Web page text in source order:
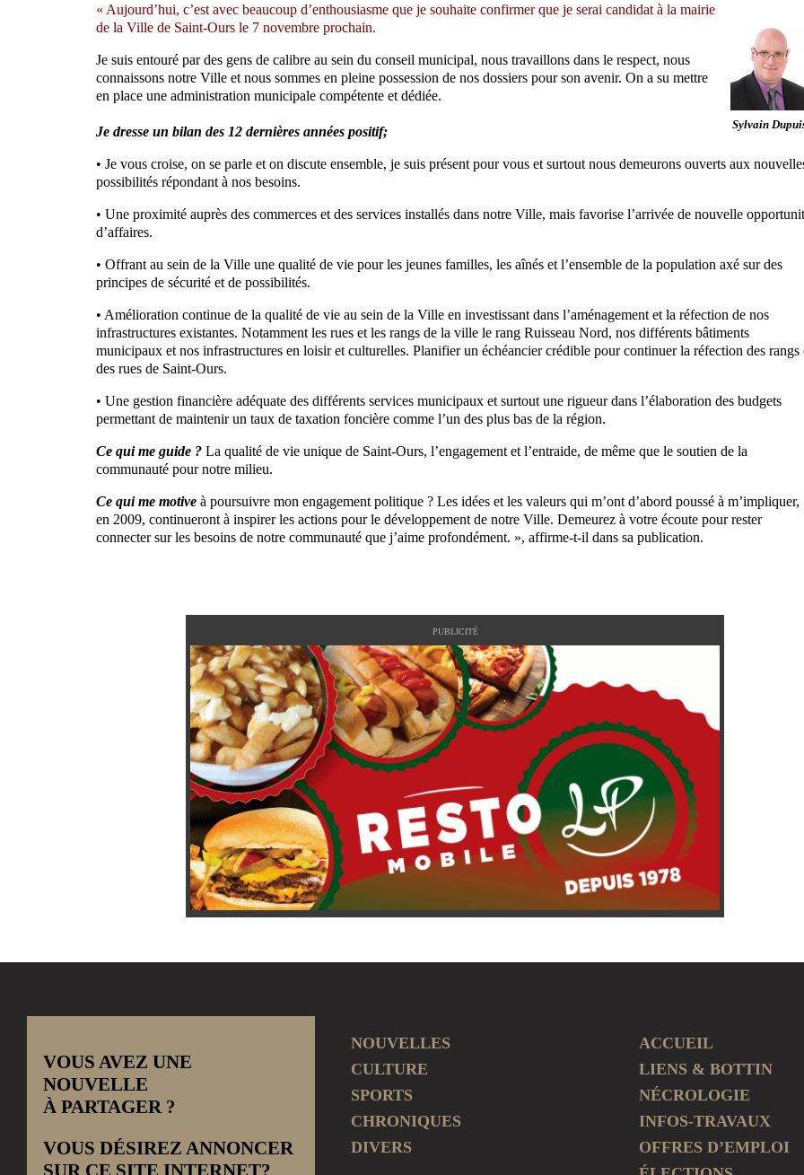
Sylvain
« Aujourd’hui, c’est avec beaucoup d’enthousiasme que je souhaite confirmer que je serai candidat à la mairie
de la Ville de Saint-Ours le 7 novembre prochain.
Je suis entouré par des gens de calibre au sein du conseil municipal, nous travaillons dans le respect, nous
connaissons notre Ville et nous sommes en pleine possession de nos dossiers pour son avenir. On a su mettre
en place une administration municipale compétente et dédiée.
Je dresse un bilan des 12 dernières années positif;
• Je vous croise, on se parle et on discute ensemble, je suis présent pour vous et surtout nous demeurons ouverts aux
possibilités répondant à nos besoins.
• Une proximité auprès des commerces et des services installés dans notre Ville, mais favorise l’arrivée de nouvelle
d’affaires.
• Offrant au sein de la Ville une qualité de vie pour les jeunes familles, les aînés et l’ensemble de la population axé sur des
principes de sécurité et de possibilités.
• Amélioration continue de la qualité de vie au sein de la Ville en investissant dans l’aménagement et la réfection de nos
infrastructures existantes. Notamment les rues et les rangs de la ville le rang Ruisseau Nord, nos différents bâtiments
municipaux et nos infrastructures en loisir et culturelles. Planifier un échéancier crédible pour continuer la réfection des rangs
des rues de Saint-Ours.
• Une gestion financière adéquate des différents services municipaux et surtout une rigueur dans l’élaboration des budgets
permettant de maintenir un taux de taxation foncière comme l’un des plus bas de la région.
Ce qui me guide ? La qualité de vie unique de Saint-Ours, l’engagement et l’entraide, de même que le soutien de la
communauté pour notre milieu.
Ce qui me motive à poursuivre mon engagement politique ? Les idées et les valeurs qui m’ont d’abord poussé à m’impliquer,
en 2009, continueront à inspirer les actions pour le développement de notre Ville. Demeurez à votre écoute pour rester
connecter sur les besoins de notre communauté que j’aime profondément. », affirme-t-il dans sa publication.
PUBLICITÉ
VOUS AVEZ UNE
NOUVELLE
À PARTAGER ?
VOUS DÉSIREZ ANNONCER
SUR CE SITE INTERNET?
NOUVELLES
CULTURE
SPORTS
CHRONIQUES
DIVERS
ACCUEIL
LIENS & BOTTIN
NÉCROLOGIE
INFOS-TRAVAUX
OFFRES D’EMPLOI